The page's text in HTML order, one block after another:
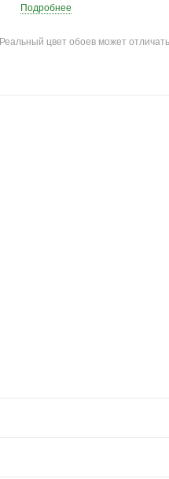
Подробнее
Реальный цвет обоев может